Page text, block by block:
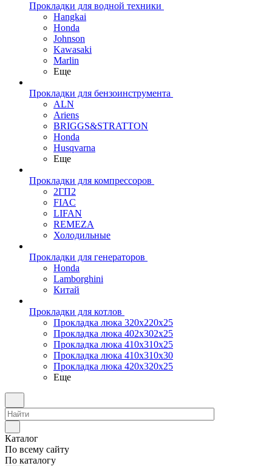
Прокладки для водной техники
Hangkai
Honda
Johnson
Kawasaki
Marlin
Еще
Прокладки для бензоинструмента
ALN
Ariens
BRIGGS&STRATTON
Honda
Husqvarna
Еще
Прокладки для компрессоров
2ГП2
FIAC
LIFAN
REMEZA
Холодильные
Прокладки для генераторов
Honda
Lamborghini
Китай
Прокладки для котлов
Прокладка люка 320x220x25
Прокладка люка 402x302x25
Прокладка люка 410x310x25
Прокладка люка 410х310х30
Прокладка люка 420x320x25
Еще
Каталог
По всему сайту
По каталогу